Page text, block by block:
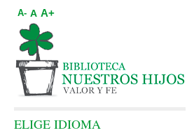
A- A A+
ELIGE IDIOMA